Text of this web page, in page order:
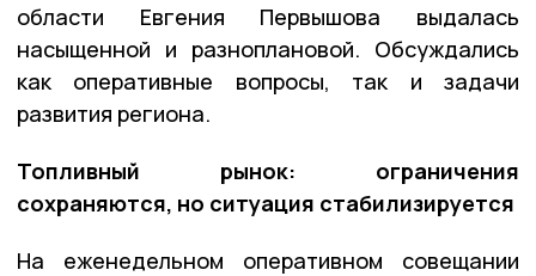
области Евгения Первышова выдалась
насыщенной и разноплановой. Обсуждались
как оперативные вопросы, так и задачи
развития региона.
Топливный рынок: ограничения
сохраняются, но ситуация стабилизируется
На еженедельном оперативном совещании